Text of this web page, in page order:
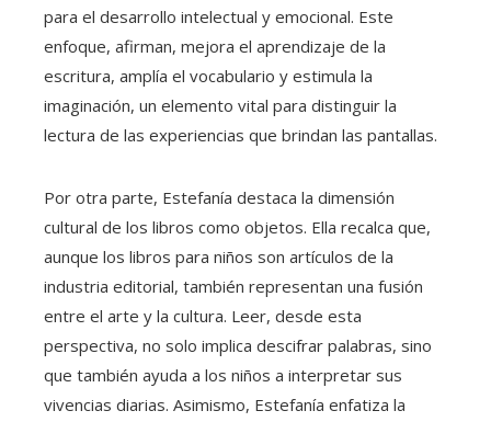
para el desarrollo intelectual y emocional. Este
enfoque, afirman, mejora el aprendizaje de la
escritura, amplía el vocabulario y estimula la
imaginación, un elemento vital para distinguir la
lectura de las experiencias que brindan las pantallas.
Por otra parte, Estefanía destaca la dimensión
cultural de los libros como objetos. Ella recalca que,
aunque los libros para niños son artículos de la
industria editorial, también representan una fusión
entre el arte y la cultura. Leer, desde esta
perspectiva, no solo implica descifrar palabras, sino
que también ayuda a los niños a interpretar sus
vivencias diarias. Asimismo, Estefanía enfatiza la